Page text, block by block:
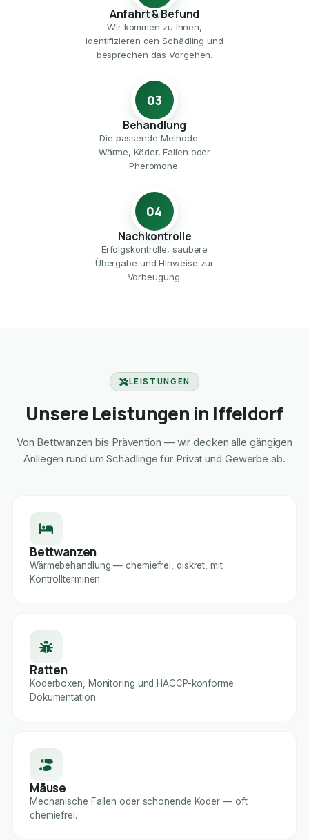
Anfahrt & Befund
Wir kommen zu Ihnen,
identifizieren den Schädling und
besprechen das Vorgehen.
03
Behandlung
Die passende Methode —
Wärme, Köder, Fallen oder
Pheromone.
04
Nachkontrolle
Erfolgskontrolle, saubere
Übergabe und Hinweise zur
Vorbeugung.
LEISTUNGEN
Unsere Leistungen in Iffeldorf
Von Bettwanzen bis Prävention — wir decken alle gängigen
Anliegen rund um Schädlinge für Privat und Gewerbe ab.
Bettwanzen
Wärmebehandlung — chemiefrei, diskret, mit
Kontrollterminen.
Ratten
Köderboxen, Monitoring und HACCP-konforme
Dokumentation.
Mäuse
Mechanische Fallen oder schonende Köder — oft
chemiefrei.